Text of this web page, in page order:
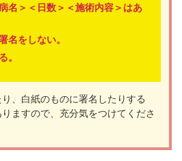
名＞＜日数＞＜施術内容＞はあ
名をしない。
。
、白紙のものに署名したりする
ますので、充分気をつけてくださ